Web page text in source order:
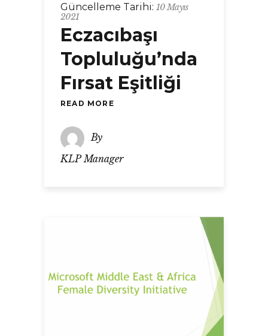
Güncelleme Tarihi: 10 Mayıs
2021
Eczacıbaşı
Topluluğu’nda
Fırsat Eşitliği
READ MORE
By
KLP Manager